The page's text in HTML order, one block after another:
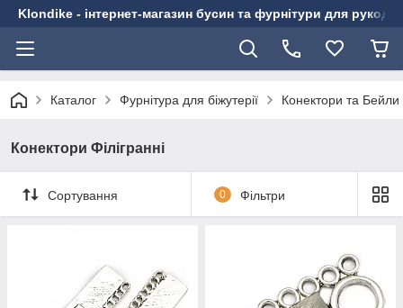
Klondike - інтернет-магазин бусин та фурнітури для
Каталог Фурнітура для біжутерії Конектори та Бейли
Конектори Філігранні
Сортування 0 Фільтри